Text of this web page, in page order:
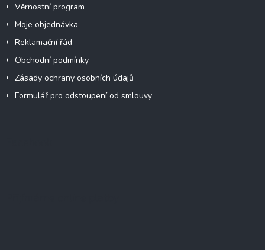
Věrnostní program
Moje objednávka
Reklamační řád
Obchodní podmínky
Zásady ochrany osobních údajů
Formulář pro odstoupení od smlouvy